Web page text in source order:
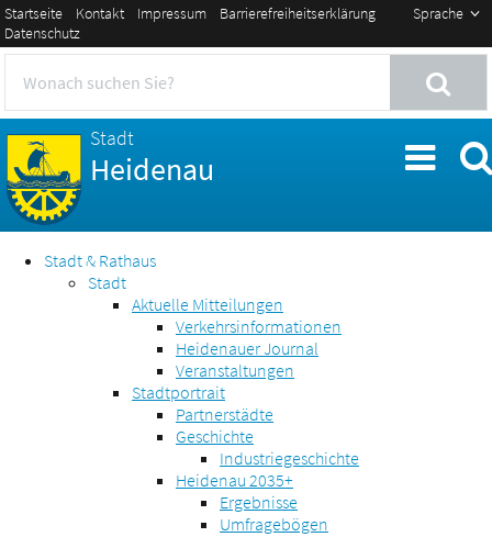
Sprache
Startseite Kontakt Impressum
Barrierefreiheitserklärung
Datenschutz
Stadt
Heidenau
Stadt & Rathaus
Stadt
Aktuelle Mitteilungen
Verkehrsinformationen
Heidenauer Journal
Veranstaltungen
Stadtportrait
Partnerstädte
Geschichte
Industriegeschichte
Heidenau 2035+
Ergebnisse
Umfragebögen